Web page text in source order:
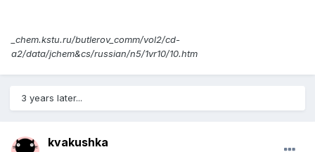
_chem.kstu.ru/butlerov_comm/vol2/cd-
a2/data/jchem&cs/russian/n5/1vr10/10.htm
3 years later...
kvakushka